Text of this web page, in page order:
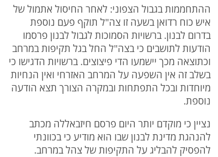
ההתחממות בגבול הצפוני: לאחר החיסול אתמול של
איש כוח רדואן בשעה זו צה"ל תוקף פעם נוספת
בדרום לבנון. ברשויות הסמוכות לגבול לבנון פרסמו
הודעות לתושבים כי בצה"ל החל בגל תקיפות במרחב
וכתוצאה מכך יישמעו הדי פיצוצים. ברשויות הדגישו כי
בשלב זה אין השפעה על המרחב האזרחי ואין הנחיות
מיוחדות ובכל התפתחות ובמקרה הצורך תצא הודעה
נוספת.
נציין כי מוקדם יותר היום פרסם חיזבאללה מכתב
להנהגת מדינת לבנון שבו הוא מודיע כי בכוונתי
להפסיק להבליג על התקיפות של צהל במרחב.